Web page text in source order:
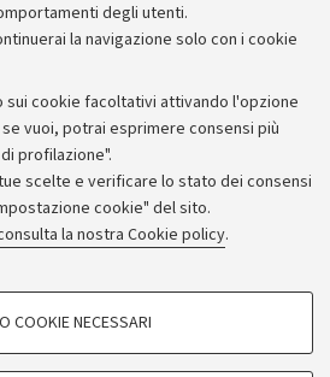
degli utenti.
la navigazione solo con i cookie
sui cookie facoltativi attivando l'opzione
vuoi, potrai esprimere consensi più
profilazione".
scelte e verificare lo stato dei consensi
cookie" del sito.
la nostra Cookie policy.
- FACOLTATIVI
COOKIE NECESSARI
e 5x1000
gare e concorsi
Albo online
trasparente
Atti di notifica
sul sito e accessibilità
di accessibilità
e note legali